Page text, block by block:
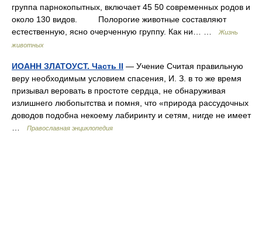
группа парнокопытных, включает 45 50 современных родов и
около 130 видов. Полорогие животные составляют
естественную, ясно очерченную группу. Как ни… …
Жизнь
животных
ИОАНН ЗЛАТОУСТ. Часть II — Учение Считая правильную
веру необходимым условием спасения, И. З. в то же время
призывал веровать в простоте сердца, не обнаруживая
излишнего любопытства и помня, что «природа рассудочных
доводов подобна некоему лабиринту и сетям, нигде не имеет
Православная энциклопедия